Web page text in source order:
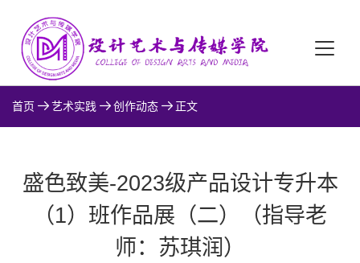
首页 艺术实践 创作动态 正文
盛色致美-2023级产品设计专升本
（1）班作品展（二）（指导老
师：苏琪润）